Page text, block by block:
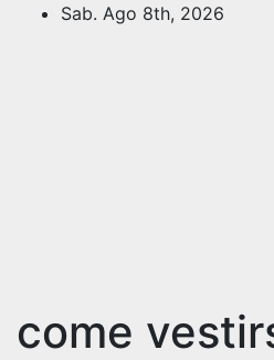
Sab. Ago 8th, 2026
come